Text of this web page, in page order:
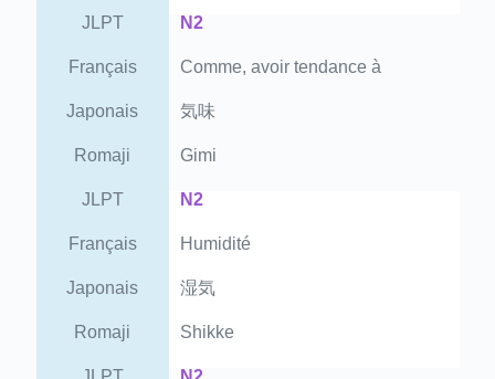
JLPT N2
Français Comme, avoir tendance à
Japonais 気味
Romaji Gimi
JLPT N2
Français Humidité
Japonais 湿気
Romaji Shikke